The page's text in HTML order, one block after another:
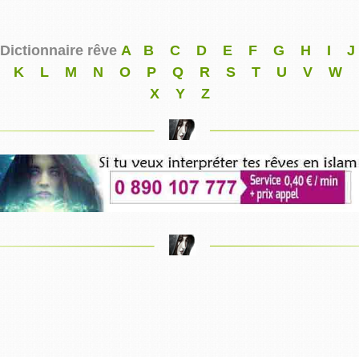
Dictionnaire rêve A B C D E F G H I
J
K
L M N O P Q R S T U V
W
X
Y Z